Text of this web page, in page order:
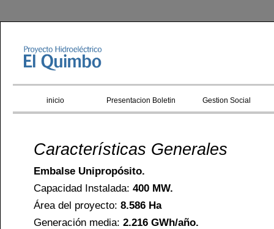
inicio Presentacion Boletin Gestion Social
Características Generales
Embalse Unipropósito.
Capacidad Instalada: 400 MW.
Área del proyecto: 8.586 Ha
Generación media: 2.216 GWh/año.